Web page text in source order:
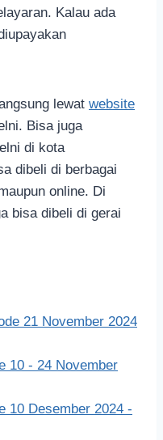
Kalau ada
lewat website
Bisa juga
di kota
dibeli di berbagai
online. Di
bisa dibeli di gerai
21 November 2024
10 - 24 November
10 Desember 2024 -